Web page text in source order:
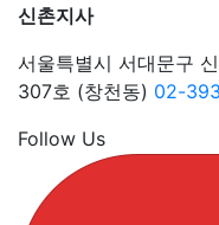
신촌지사
서울특별시 서대문구
307호 (창천동) 02-
Follow Us